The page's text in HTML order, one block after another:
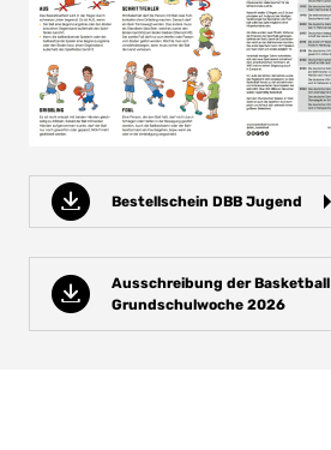
Bestellschein DBB Jugend
Ausschreibung der Basketball
Grundschulwoche 2026